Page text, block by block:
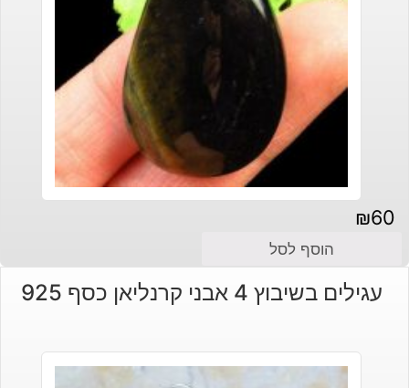
₪60
הוסף לסל
עגילים בשיבוץ 4 אבני קרנליאן כסף 925